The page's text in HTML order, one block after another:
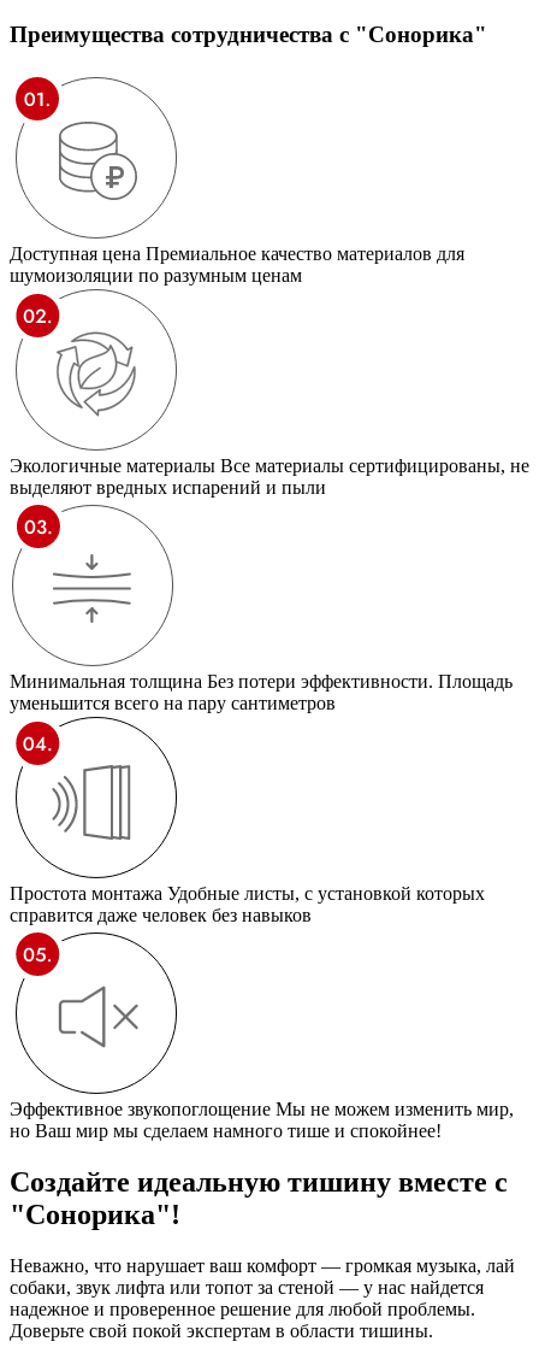
Преимущества сотрудничества с "Сонорика"
Доступная цена Премиальное качество материалов для
шумоизоляции по разумным ценам
Экологичные материалы Все материалы сертифицированы, не
выделяют вредных испарений и пыли
Минимальная толщина Без потери эффективности. Площадь
уменьшится всего на пару сантиметров
Простота монтажа Удобные листы, с установкой которых
справится даже человек без навыков
Эффективное звукопоглощение Мы не можем изменить мир,
но Ваш мир мы сделаем намного тише и спокойнее!
Создайте идеальную тишину вместе с
"Сонорика"!
Неважно, что нарушает ваш комфорт — громкая музыка, лай
собаки, звук лифта или топот за стеной — у нас найдется
надежное и проверенное решение для любой проблемы.
Доверьте свой покой экспертам в области тишины.